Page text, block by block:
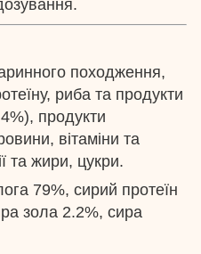
походження,
риба та продукти
продукти
вітаміни та
та жири, цукри.
79%, сирий протеїн
зола 2.2%, сира